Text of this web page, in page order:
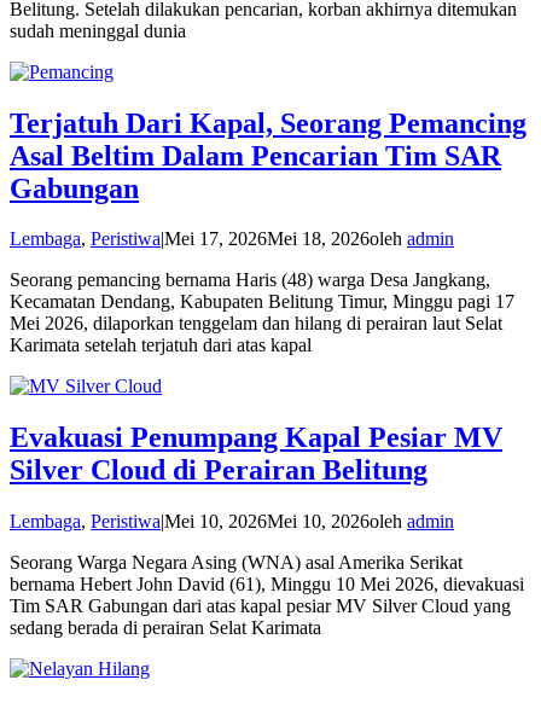
Belitung. Setelah dilakukan pencarian, korban akhirnya ditemukan
sudah meninggal dunia
Terjatuh Dari Kapal, Seorang Pemancing
Asal Beltim Dalam Pencarian Tim SAR
Gabungan
Lembaga, PeristiwaMei 17, 2026Mei 18, 2026oleh admin
Seorang pemancing bernama Haris (48) warga Desa Jangkang,
Kecamatan Dendang, Kabupaten Belitung Timur, Minggu pagi 17
Mei 2026, dilaporkan tenggelam dan hilang di perairan laut Selat
Karimata setelah terjatuh dari atas kapal
Evakuasi Penumpang Kapal Pesiar MV
Silver Cloud di Perairan Belitung
Lembaga, Peristiwa|Mei 10, 2026Mei 10, 2026oleh admin
Seorang Warga Negara Asing (WNA) asal Amerika Serikat
bernama Hebert John David (61), Minggu 10 Mei 2026, dievakuasi
Tim SAR Gabungan dari atas kapal pesiar MV Silver Cloud yang
sedang berada di perairan Selat Karimata